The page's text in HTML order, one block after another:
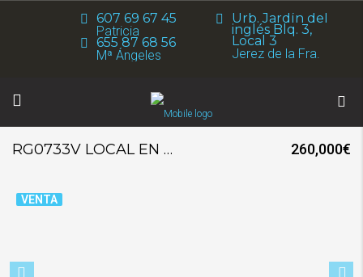
Urb. Jardín del
inglés Blq. 3,
Local 3
Jerez de la Fra.
607 69 67 45
Patricia
655 87 68 56
Mª Ángeles
RG0733V LOCAL EN VENTA EN EL CENTRO 260,000€
VENTA